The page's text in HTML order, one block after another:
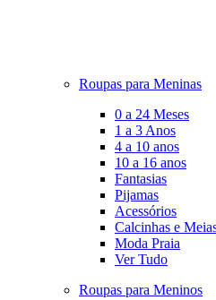
Roupas para Meninas
0 a 24 Meses
1 a 3 Anos
4 a 10 anos
10 a 16 anos
Fantasias
Pijamas
Acessórios
Calcinhas e
Moda Praia
Ver Tudo
Roupas para Meninos